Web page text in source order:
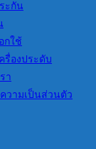
ะกัน
กใช้
รื่องประดับ
า
วามเป็นส่วนตัว